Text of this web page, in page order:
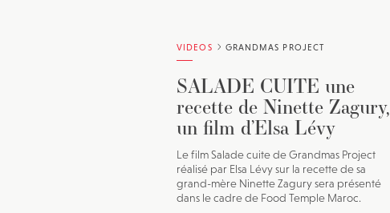
VIDEOS GRANDMAS PROJECT
SALADE CUITE une
recette de Ninette Zagury,
un film d’Elsa Lévy
Le film Salade cuite de Grandmas Project
réalisé par Elsa Lévy sur la recette de sa
grand-mère Ninette Zagury sera présenté
dans le cadre de Food Temple Maroc.